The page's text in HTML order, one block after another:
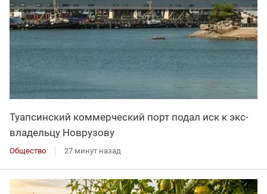
Туапсинский коммерческий порт подал иск к экс-
владельцу Новрузову
Общество 27 минут назад